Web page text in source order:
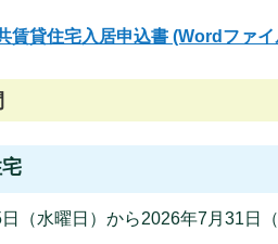
賃貸住宅入居申込書 (Wordファ
（水曜日）から2026年7月31日